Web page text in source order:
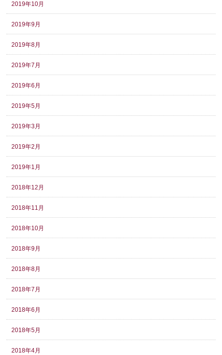
2019年10月
2019年9月
2019年8月
2019年7月
2019年6月
2019年5月
2019年3月
2019年2月
2019年1月
2018年12月
2018年11月
2018年10月
2018年9月
2018年8月
2018年7月
2018年6月
2018年5月
2018年4月